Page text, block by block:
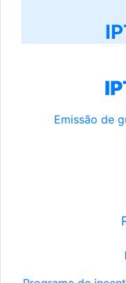
Emissão de